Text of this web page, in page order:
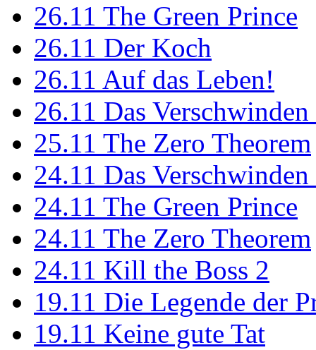
26.11 The Green Prince
26.11 Der Koch
26.11 Auf das Leben!
26.11 Das
25.11 The Zero Theorem
24.11 Das
24.11 The Green Prince
24.11 The Zero Theorem
24.11 Kill the Boss 2
19.11 Die Legende der
19.11 Keine gute Tat